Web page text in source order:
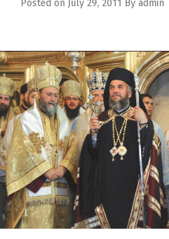
2013
2012
2011
2010
2009
Posted on July 29, 2011 By admin